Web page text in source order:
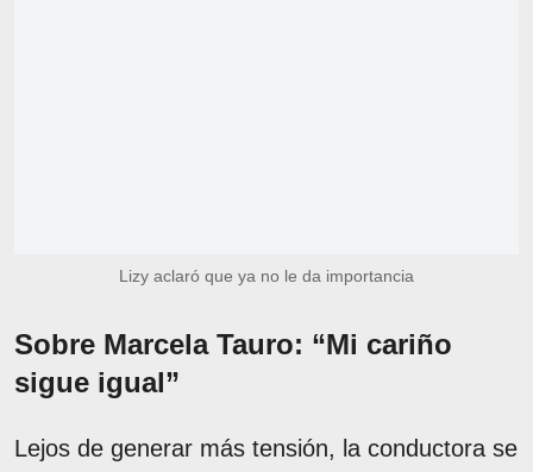
Lizy aclaró que ya no le da importancia
Sobre Marcela Tauro: “Mi cariño
sigue igual”
Lejos de generar más tensión, la conductora se